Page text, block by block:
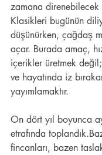
zamana direnebilecek
Klasikleri bugünün
düşünürken, çağdaş
açar. Burada amaç,
içerikler üretmek
ve hayatında iz
yayımlamaktır.
On dört yıl boyunca
etrafında
fincanları, bazen